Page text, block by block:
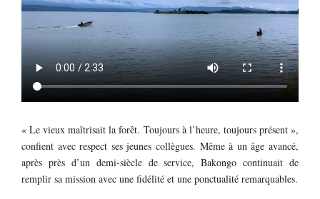
« Le vieux maîtrisait la forêt. Toujours à l’heure, toujours présent »,
confient avec respect ses jeunes collègues. Même à un âge avancé,
après près d’un demi-siècle de service, Bakongo continuait de
remplir sa mission avec une fidélité et une ponctualité remarquables.